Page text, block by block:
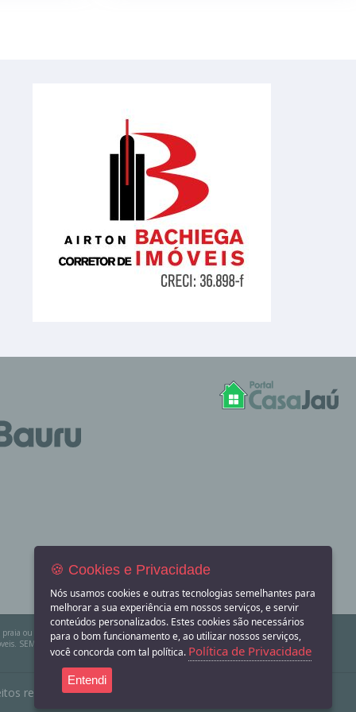
ou sítio para eventos? Aqui você também encontra! O Portal Casa Jaú apenas divulga
SEMPRE consulte a imobiliária ou proprietário para confirmar as informações
reservados.
🍪 Cookies e Privacidade
Nós usamos cookies e outras tecnologias semelhantes para
melhorar a sua experiência em nossos serviços, e servir
conteúdos personalizados. Estes cookies são necessários
para o bom funcionamento e, ao utilizar nossos serviços,
você concorda com tal política. Política de Privacidade
Entendi